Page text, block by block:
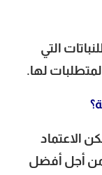
التي
لها.
الاعتماد
من أجل أفضل